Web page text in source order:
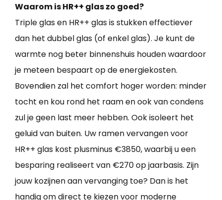
Waarom is HR++ glas zo goed?
Triple glas en HR++ glas is stukken effectiever
dan het dubbel glas (of enkel glas). Je kunt de
warmte nog beter binnenshuis houden waardoor
je meteen bespaart op de energiekosten.
Bovendien zal het comfort hoger worden: minder
tocht en kou rond het raam en ook van condens
zul je geen last meer hebben. Ook isoleert het
geluid van buiten. Uw ramen vervangen voor
HR++ glas kost plusminus €3850, waarbij u een
besparing realiseert van €270 op jaarbasis. Zijn
jouw kozijnen aan vervanging toe? Dan is het
handig om direct te kiezen voor moderne